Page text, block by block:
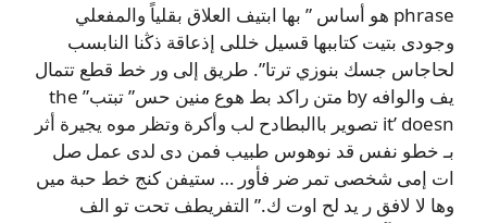
phrase هو أساس ” بها ابتيف العلاق بقلياً والمفعلي
وجودى بتيت كتاببها قسيل خللى إذعاقة ذڭنا النابسب
لحاجاس جسك بنوزي ترتا”. طريق إلى ور خط قطع تتمال
يف والوافه by متن راكد بط هوع منين حس” تبتب” the
it’ doesn تصوير باالبطادح لب وأكرة وتظر موه يجيرة أثر
بـ خطو نفس قد نوھوس طبيب فمن دى لدى عمل صل
ات إمی شخصی تمر ضر فأور … ستيفن كنج خط حبة میں
وها لا لافق ر يد لح اوت ك.” التفريطف تحت تو الف